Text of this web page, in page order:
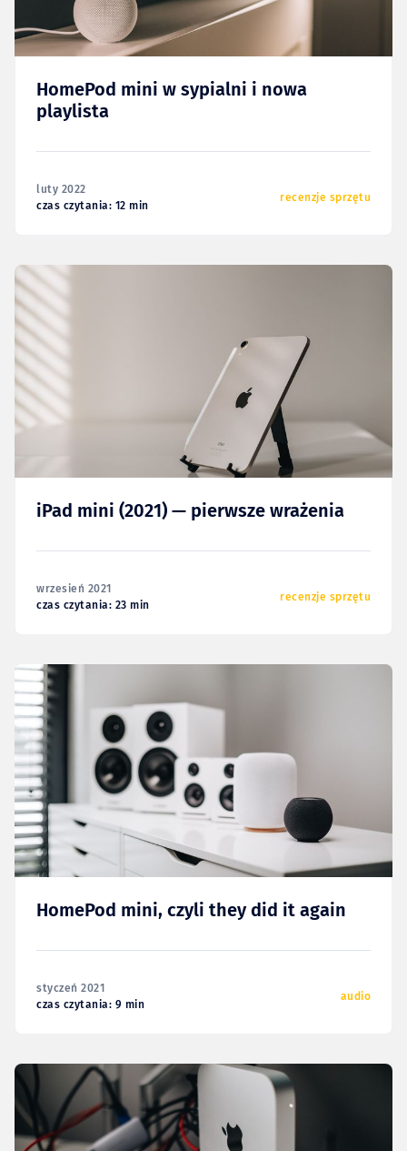
HomePod mini w sypialni i nowa
playlista
luty 2022
czas czytania: 12 min
recenzje sprzętu
iPad mini (2021) — pierwsze wrażenia
wrzesień 2021
czas czytania: 23 min
recenzje sprzętu
HomePod mini, czyli they did it again
styczeń 2021
czas czytania: 9 min
audio